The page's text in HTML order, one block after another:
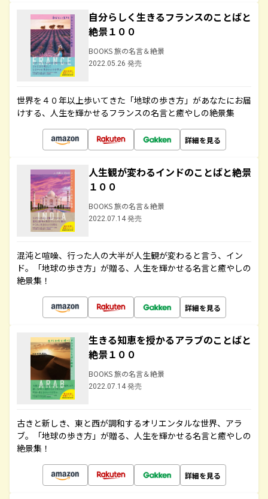
自分らしく生きるフランスのことばと
絶景１００
BOOKS 旅の名言＆絶景
2022.05.26 発売
世界を４０年以上歩いてきた「地球の歩き方」があなたにお届
けする、人生を輝かせるフランスの名言と癒やしの絶景集
詳細を見る
人生観が変わるインドのことばと絶景
１００
BOOKS 旅の名言＆絶景
2022.07.14 発売
混沌と喧噪、行った人の大半が人生観が変わると言う、イン
ド。「地球の歩き方」が贈る、人生を輝かせる名言と癒やしの
絶景集！
詳細を見る
生きる知恵を授かるアラブのことばと
絶景１００
BOOKS 旅の名言＆絶景
2022.07.14 発売
古きと新しき、東と西が調和するオリエンタルな世界、アラ
ブ。「地球の歩き方」が贈る、人生を輝かせる名言と癒やしの
絶景集！
詳細を見る